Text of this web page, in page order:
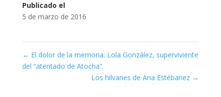
Publicado el
5 de marzo de 2016
← El dolor de la memoria: Lola González, superviviente
del “atentado de Atocha”.
Los hilvanes de Ana Estébanez →